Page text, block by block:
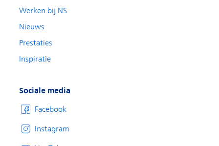
Werken bij NS
Nieuws
Prestaties
Inspiratie
Sociale media
Facebook
Instagram